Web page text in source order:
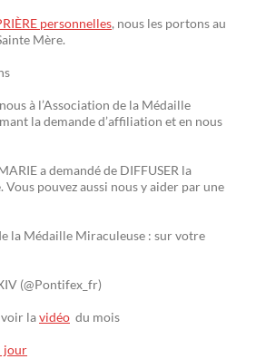
personnelles, nous les portons au
Mère.
à l’Association de la Médaille
la demande d’affiliation et en nous
a demandé de DIFFUSER la
Vous pouvez aussi nous y aider par une
la Médaille Miraculeuse : sur votre
(@Pontifex_fr)
lavidéo du mois
jour